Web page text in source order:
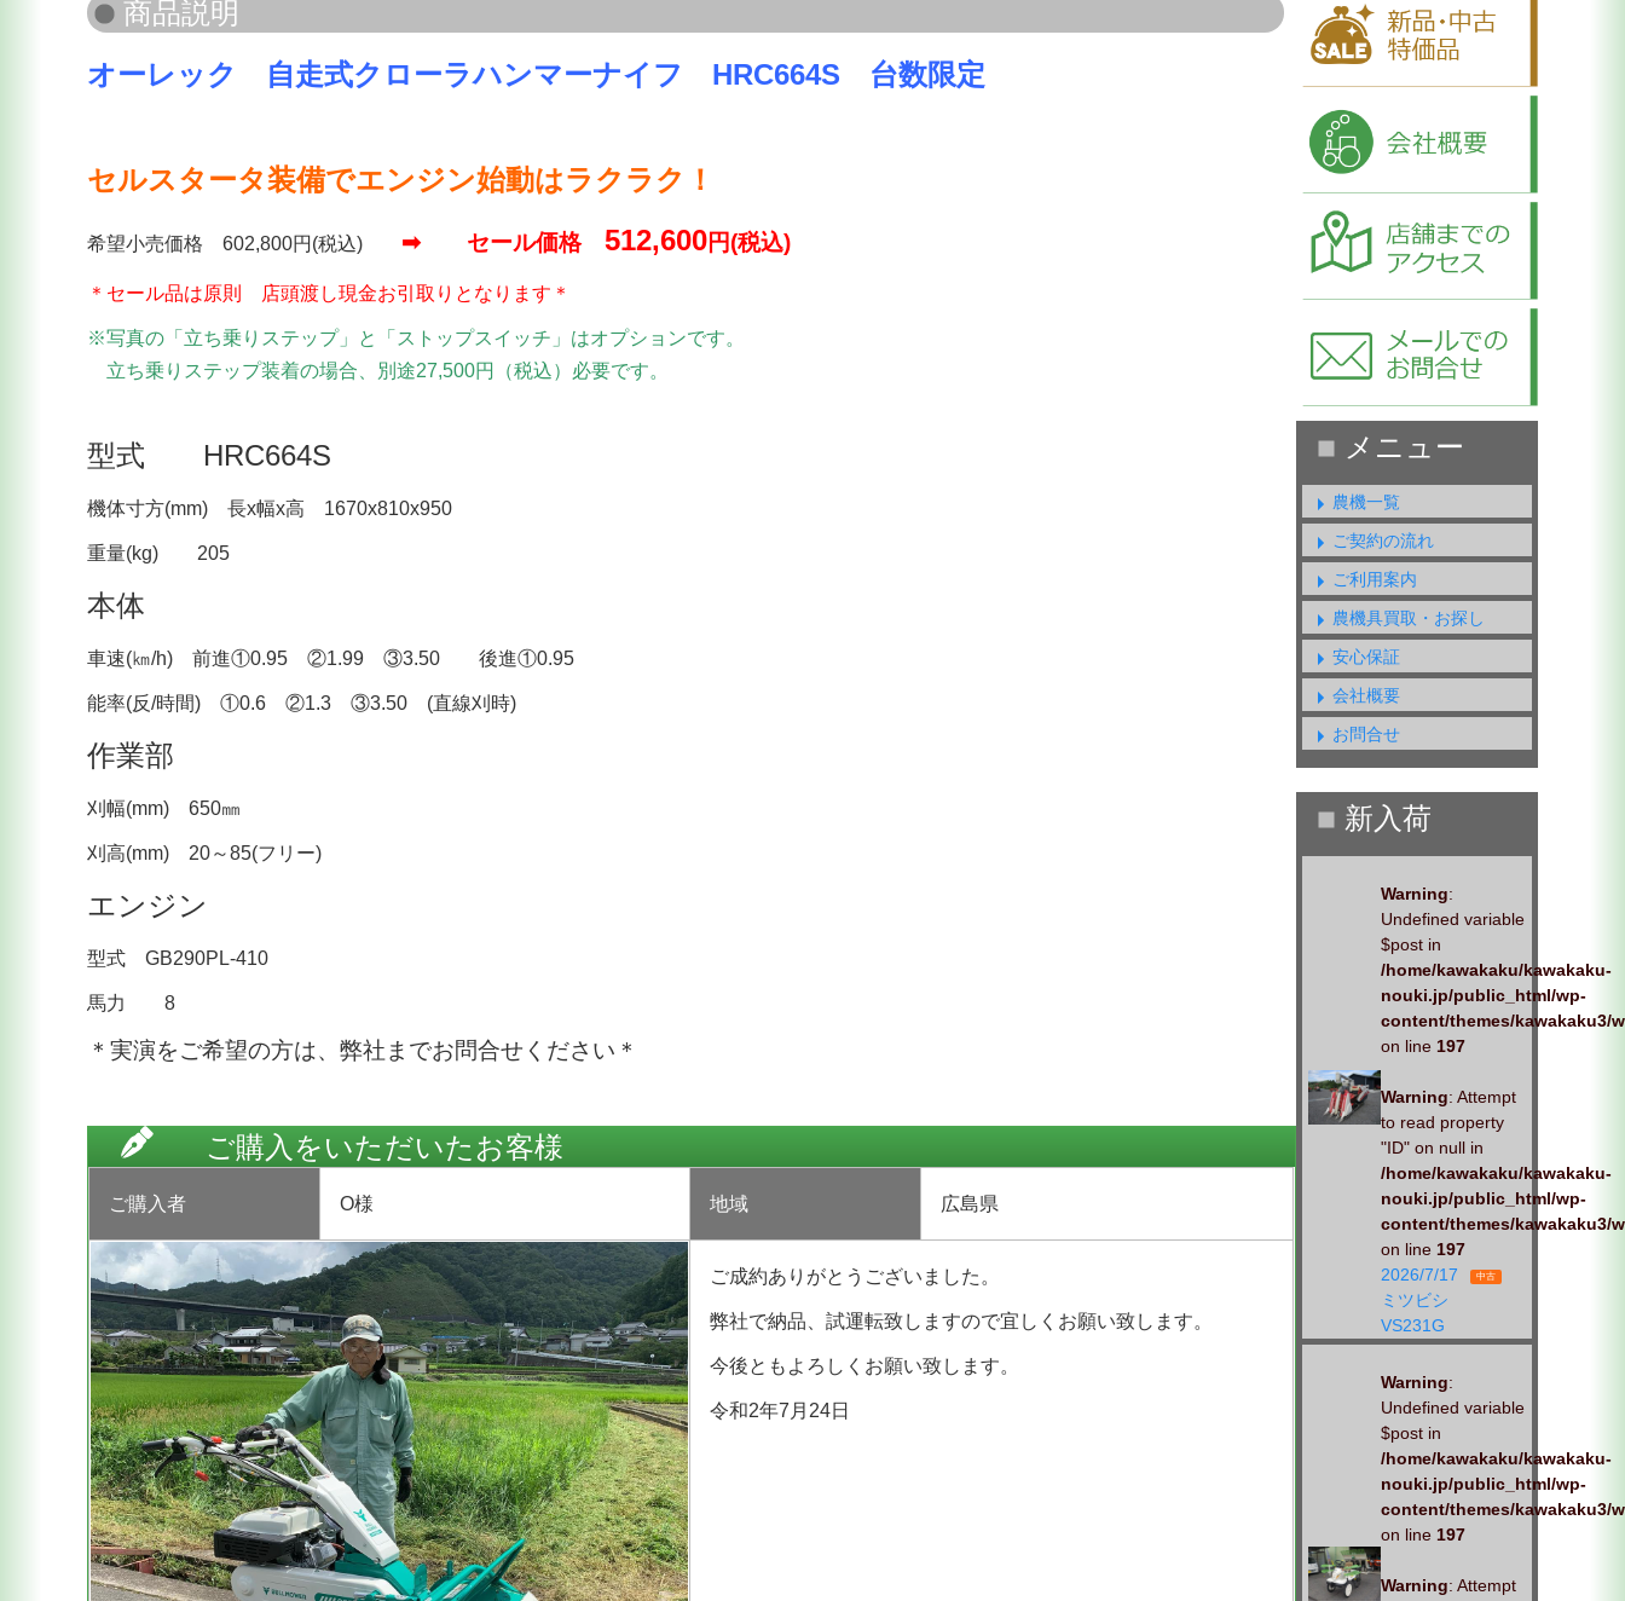
オーレック 自走式クローラハンマーナイフ HRC664S 台数限定
セルスタータ装備でエンジン始動はラクラク！
希望小売価格 602,800円(税込) ➡ セール価格 512,600円(税込)
＊セール品は原則 店頭渡し現金お引取りとなります＊
※写真の「立ち乗りステップ」と「ストップスイッチ」はオプションです。
立ち乗りステップ装着の場合、別途27,500円（税込） 必要です。
型式 HRC664S
機体寸方(mm) 長x幅x高 1670x810x950
重量(kg) 205
本体
車速(㎞/h) 前進①0.95 ②1.99 ③3.50 後進①0.95
能率(反/時間) ①0.6 ②1.3 ③3.50 (直線刈時)
作業部
刈幅(mm) 650㎜
刈高(mm) 20～85(フリー)
エンジン
型式 GB290PL-410
馬力 8
＊実演をご希望の方は、弊社までお問合せください＊
ご購入をいただいたお客様
ご購入者 O様 地域 広島県
ご成約ありがとうございました。
弊社で納品、試運転致しますので宜しくお願い致します。
今後ともよろしくお願い致します。
令和2年7月24日
農機一覧
ご契約の流れ
ご利用案内
農機具買取・お探し
安心保証
会社概要
お問合せ
Warning:
Undefined variable
$post in
/home/kawakaku/kawakaku-
nouki.jp/public_html/wp-
content/themes/kawakaku3/
on line 197
Warning: Attempt
to read property
"ID" on null in
/home/kawakaku/kawakaku-
nouki.jp/public_html/wp-
content/themes/kawakaku3/
on line 197
2026/7/17
中古
ミツビシ
VS231G
Warning:
Undefined variable
$post in
/home/kawakaku/kawakaku-
nouki.jp/public_html/wp-
content/themes/kawakaku3/
on line 197
Warning: Attempt